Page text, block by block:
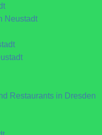
Neustadt
Restaurants in Dresden